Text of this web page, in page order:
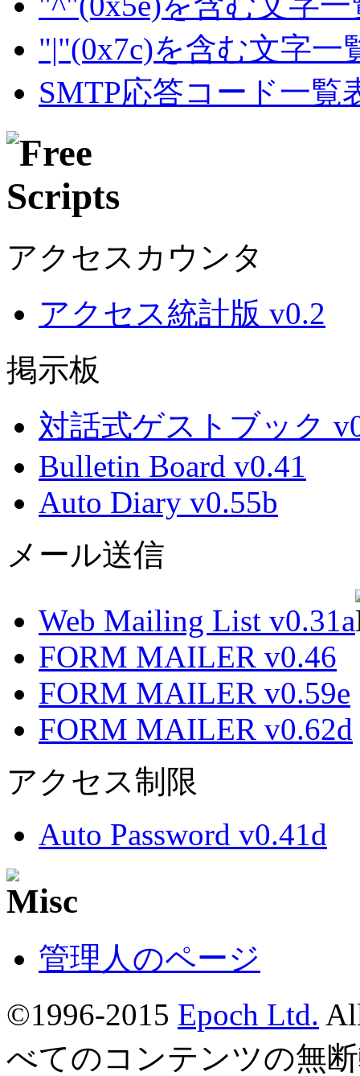
"|"(0x7c)を含む文字一
SMTP応答コード一覧
アクセスカウンタ
アクセス統計版 v0.2
掲示板
対話式ゲストブック
Bulletin Board v0.41
Auto Diary v0.55b
メール送信
Web Mailing List v0.31a
FORM MAILER v0.46
FORM MAILER v0.59e
FORM MAILER v0.62d
アクセス制限
Auto Password v0.41d
管理人のページ
©1996-2015 Epoch Ltd.
べてのコンテンツの無